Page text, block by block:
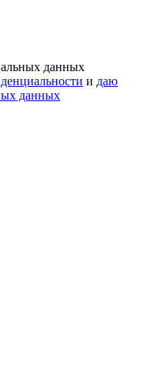
данных
и даю
данных